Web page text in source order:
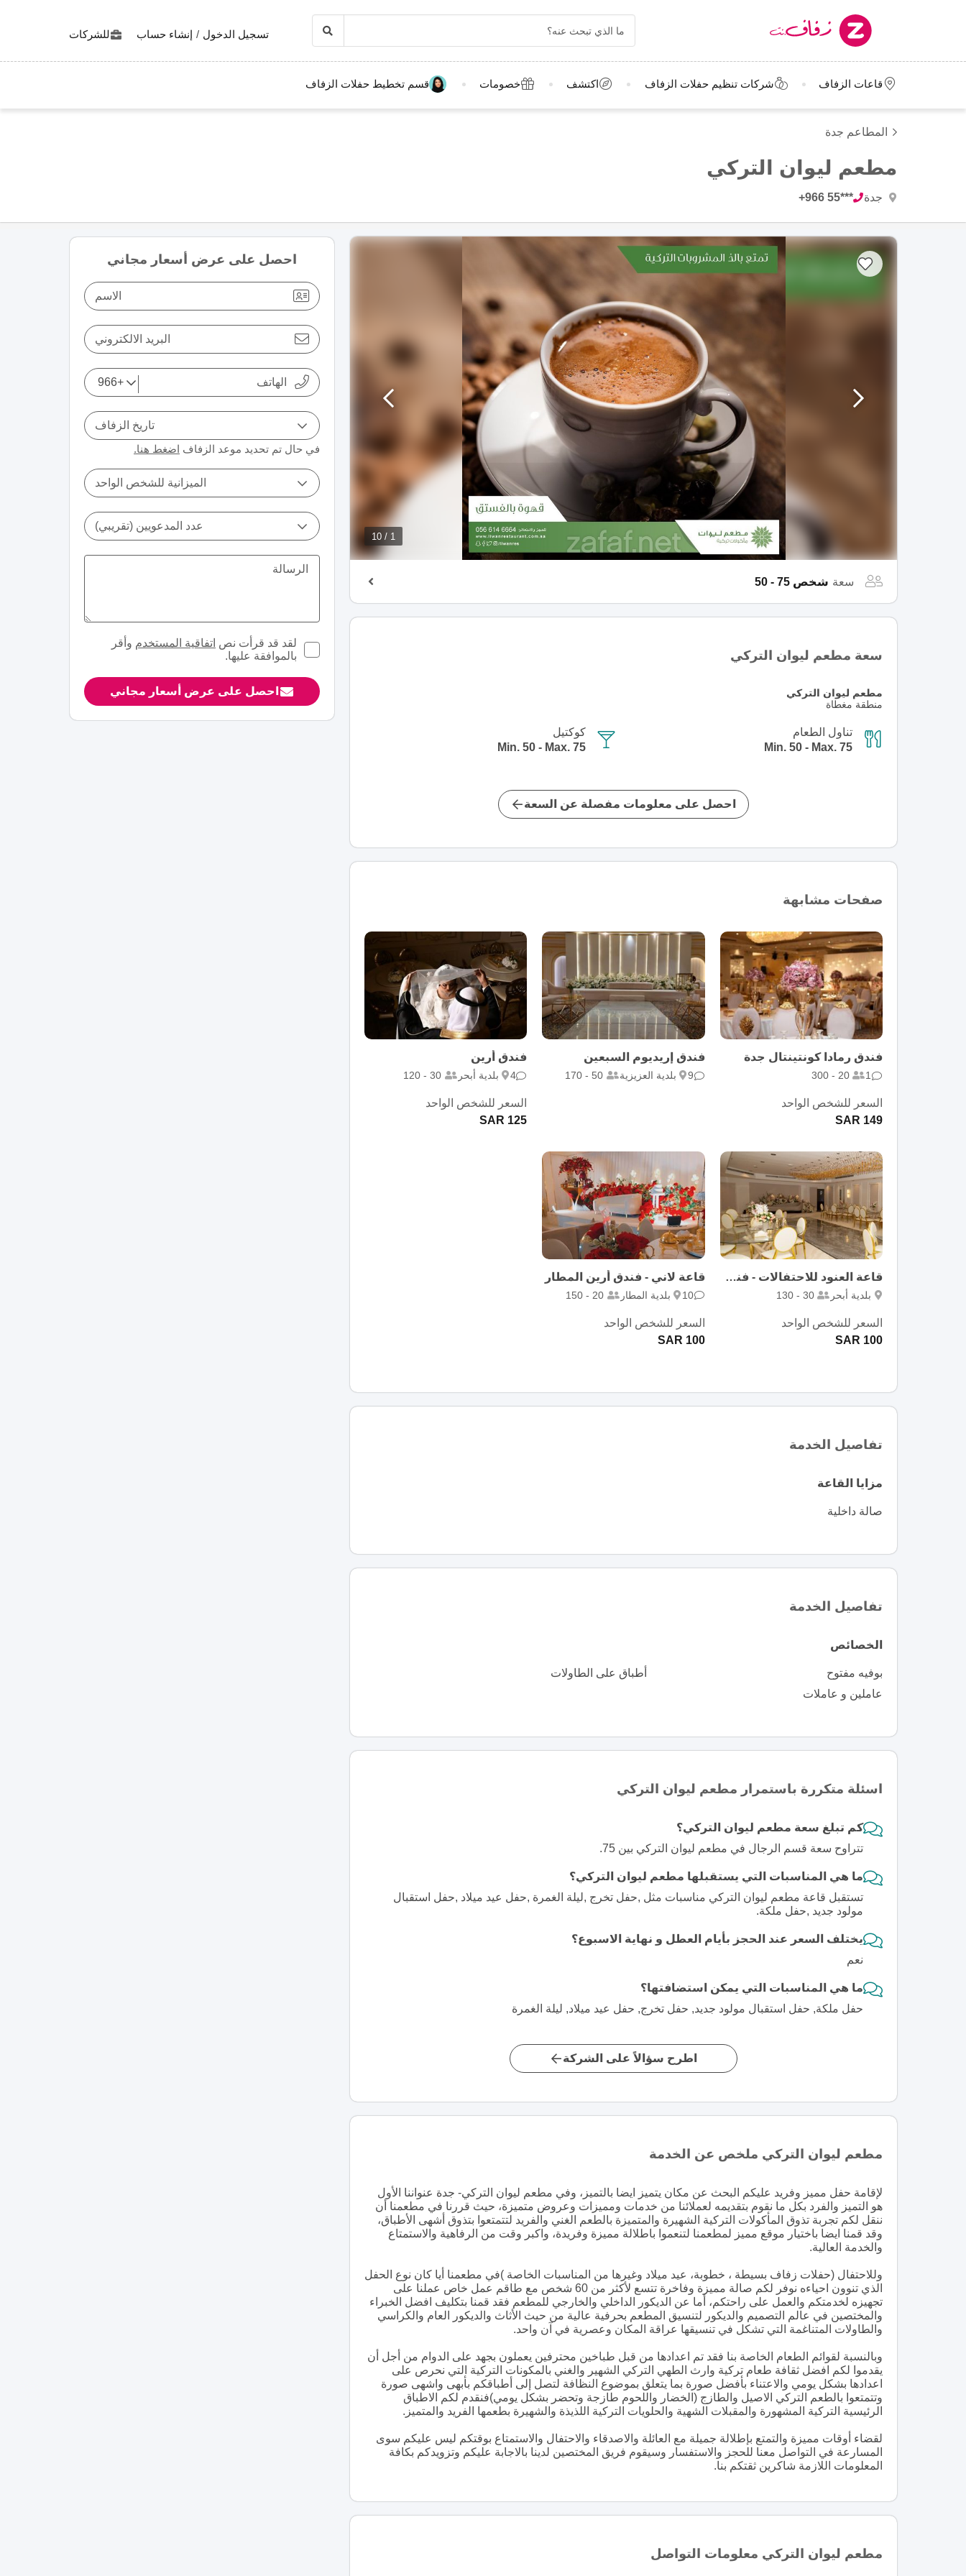
تسجيل الدخول / إنشاء حساب للشركات
قاعات الزفاف شركات تنظيم حفلات الزفاف اكتشف خصومات قسم تخطيط حفلات الزفاف
المطاعم جدة
مطعم ليوان التركي
+966 55***
1 / 10
سعة شخص 75 - 50
سعة مطعم ليوان التركي
مطعم ليوان التركي
منطقة مغطاة
تناول الطعام
Min. 50 - Max. 75
كوكتيل
Min. 50 - Max. 75
احصل على معلومات مفصلة عن السعة
صفحات مشابهة
فندق رمادا كونتينتال جدة
1
20 - 300
السعر للشخص الواحد
149 SAR
فندق إريديوم السبعين
9 بلدية العزيزية
فندق أرين
4 بلدية أبحر
السعر للشخص الواحد
125 SAR
قاعة العنود للاحتفالات - فندق درة العنود
بلدية أبحر 30 - 130
السعر للشخص الواحد
100 SAR
قاعة لاني - فندق أرين المطار
10 بلدية المطار
السعر للشخص الواحد
100 SAR
تفاصيل الخدمة
مزايا القاعة
صالة داخلية
تفاصيل الخدمة
الخصائص
بوفيه مفتوح
أطباق على الطاولات
عاملين و عاملات
اسئلة متكررة باستمرار مطعم ليوان التركي
كم تبلغ سعة مطعم ليوان التركي؟
تتراوح سعة قسم الرجال في مطعم ليوان التركي بين 75.
ما هي المناسبات التي يستقبلها مطعم ليوان التركي؟
تستقبل قاعة مطعم ليوان التركي مناسبات مثل ,حفل تخرج ,ليلة الغمرة ,حفل عيد ميلاد ,حفل استقبال
مولود جديد ,حفل ملكة.
يختلف السعر عند الحجز بأيام العطل و نهاية الاسبوع؟
نعم
ما هي المناسبات التي يمكن استضافتها؟
حفل ملكة, حفل استقبال مولود جديد, حفل تخرج, حفل عيد ميلاد, ليلة الغمرة
اطرح سؤالاً على الشركة
مطعم ليوان التركي ملخص عن الخدمة
لإقامة حفل مميز وفريد عليكم البحث عن مكان يتميز ايضا بالتميز، وفي مطعم ليوان التركي- جدة عنواننا الأول
هو التميز والفرد بكل ما نقوم بتقديمه لعملائنا من خدمات ومميزات وعروض متميزة، حيث قررنا في مطعمنا أن
ننقل لكم تجربة تذوق المأكولات التركية الشهيرة والمتميزة بالطعم الغني والفريد لتتمتعوا بتذوق أشهى الأطباق،
وقد قمنا ايضا باختيار موقع مميز لمطعمنا لتنعموا باطلالة مميزة وفريدة، واكبر وقت من الرفاهية والاستمتاع
والخدمة العالية.
وللاحتفال (حفلات زفاف بسيطة ، خطوبة، عيد ميلاد وغيرها من المناسبات الخاصة )في مطعمنا أيا كان نوع الحفل
الذي تنوون احياءه نوفر لكم صالة مميزة وفاخرة تتسع لأكثر من 60 شخص مع طاقم عمل خاص عملنا على
تجهيزه لخدمتكم والعمل على راحتكم، أما عن الديكور الداخلي والخارجي للمطعم فقد قمنا بتكليف افضل الخبراء
والمختصين في عالم التصميم والديكور لتنسيق المطعم بحرفية عالية من حيث الأثاث والديكور العام والكراسي
والطاولات المتناغمة التي تشكل في تنسيقها عراقة المكان وعصرية في آن واحد.
وبالنسبة لقوائم الطعام الخاصة بنا فقد تم اعدادها من قبل طباخين محترفين يعملون بجهد على الدوام من أجل أن
يقدموا لكم افضل ثقافة طعام تركية وارث الطهي التركي الشهير والغني بالمكونات التركية التي نحرص على
اعدادها بشكل يومي والاعتناء بأفضل صورة بما يتعلق بموضوع النظافة لتصل إلى أطباقكم بأبهى واشهى صورة
وتتمتعوا بالطعم التركي الاصيل والطازج (الخضار واللحوم طازجة وتحضر بشكل يومي)فنقدم لكم الاطباق
الرئيسية التركية المشهورة والمقبلات الشهية والحلويات التركية اللذيذة والشهيرة بطعمها الفريد والمتميز.
لقضاء أوقات مميزة والتمتع بإطلالة جميلة مع العائلة والاصدقاء والاحتفال والاستمتاع بوقتكم ليس عليكم سوى
المسارعة في التواصل معنا للحجز والاستفسار وسيقوم فريق المختصين لدينا بالاجابة عليكم وتزويدكم بكافة
المعلومات اللازمة شاكرين ثقتكم بنا.
مطعم ليوان التركي معلومات التواصل
احصل على عرض أسعار مجاني
الاسم
البريد الالكتروني
تاريخ الزفاف
في حال تم تحديد موعد الزفاف اضغط هنا.
الميزانية للشخص الواحد
عدد المدعويين (تقريبي)
لقد قد قرأت نص اتفاقية المستخدم وأقر
بالموافقة عليها.
احصل على عرض أسعار مجاني